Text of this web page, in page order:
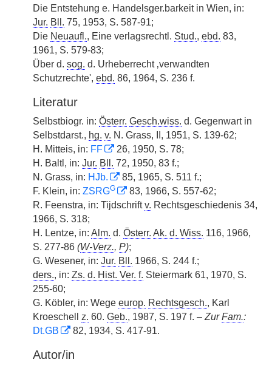
Die Entstehung e. Handelsger.barkeit in Wien, in:
Jur. Bll. 75, 1953, S. 587-91;
Die Neuaufl., Eine verlagsrechtl. Stud., ebd. 83,
1961, S. 579-83;
Über d. sog. d. Urheberrecht ‚verwandten
Schutzrechte', ebd. 86, 1964, S. 236 f.
Literatur
Selbstbiogr. in: Österr. Gesch.wiss. d. Gegenwart in
Selbstdarst., hg. v. N. Grass, II, 1951, S. 139-62;
H. Mitteis, in: FF
26, 1950, S. 78;
H. Baltl, in: Jur. Bll. 72, 1950, 83 f.;
N. Grass, in: HJb.
85, 1965, S. 511 f.;
F. Klein, in: ZSRGG
83, 1966, S. 557-62;
R. Feenstra, in: Tijdschriftv. Rechtsgeschiedenis 34,
1966, S. 318;
H. Lentze, in: Alm. d. Österr. Ak. d. Wiss. 116, 1966,
S. 277-86 (W-Verz., P);
G. Wesener, in: Jur. Bll. 1966, S. 244 f.;
ders., in: Zs. d. Hist. Ver. f. Steiermark 61, 1970, S.
255-60;
G. Köbler, in: Wege europ. Rechtsgesch., Karl
Kroeschell z. 60. Geb., 1987, S. 197 f. – ZurFam.:
Dt.GB
82, 1934, S. 417-91.
Autor/in